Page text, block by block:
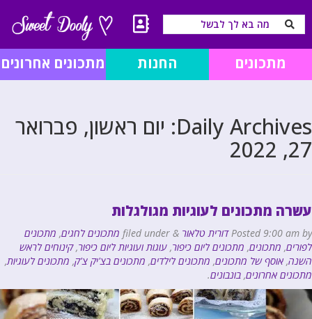
מתכונים החנות מתכונים אחרונים
Daily Archives: יום ראשון, פברואר
27, 2022
עשרה מתכונים לעוגיות מגולגלות
Posted9:00 am by דורית טלאור & מתכונים לחגים, מתכונים
לפורים, מתכונים, מתכונים ליום כיפור, עוגות ועוגיות ליום כיפור,קינוחים לראש
השנה, אוסף של מתכונים, מתכונים לילדים, מתכונים בצ'יק צ'ק, מתכונים לעוגיות,
מתכונים אחרונים, בונבונים.